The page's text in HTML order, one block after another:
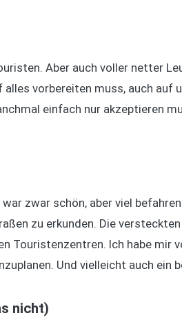
Aber auch voller netter
vorbereiten muss, auch auf
einfach nur akzeptieren
zwar schön, aber viel
zu erkunden. Die
Touristenzentren. Ich habe mir
Und vielleicht auch ein
nicht)